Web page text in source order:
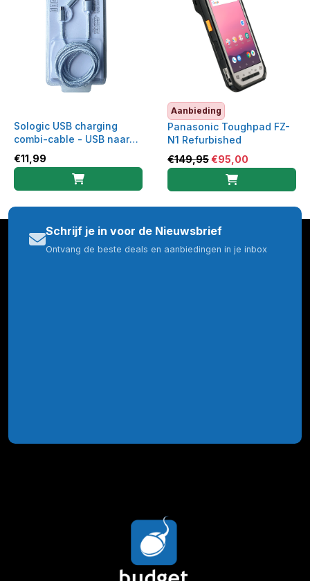
Sologic USB charging
combi-cable - USB naar
Micro-USB / USB-C
€11,99
Aanbieding
Panasonic Toughpad FZ-
N1 Refurbished
€149,95€95,00
Schrijf je in voor de Nieuwsbrief
Ontvang de beste deals en aanbiedingen in je inbox